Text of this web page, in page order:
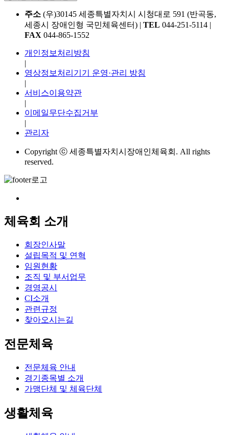
주소 (우)30145 세종특별자치시 시청대로 591 (반곡동,
세종시 장애인형 국민체육센터) | TEL 044-251-5114 |
FAX 044-865-1552
개인정보처리방침
|
영상정보처리기기 운영·관리 방침
|
서비스이용약관
|
이메일무단수집거부
|
관리자
Copyright ⓒ 세종특별자치시장애인체육회. All rights
reserved.
체육회 소개
회장인사말
설립목적 및 연혁
임원현황
조직 및 부서업무
경영공시
CI소개
관련규정
찾아오시는길
전문체육
전문체육 안내
경기종목별 소개
가맹단체 및 체육단체
생활체육